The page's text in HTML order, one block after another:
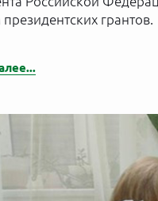
грантов.